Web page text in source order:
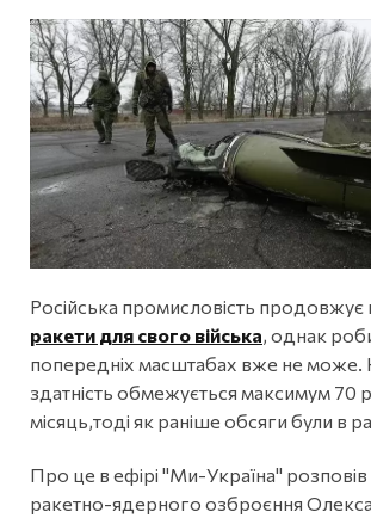
Російська промисловість продовжує
ракети для свого війська, однак
попередніх масштабах вже не може.
здатність обмежується максимум 70
місяць,тоді як раніше обсяги були в
Про це в ефірі "Ми-Україна" розповів
ракетно-ядерного озброєння